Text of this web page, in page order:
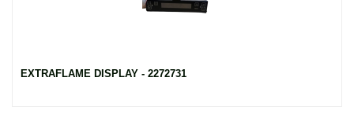
EXTRAFLAME DISPLAY - 2272731